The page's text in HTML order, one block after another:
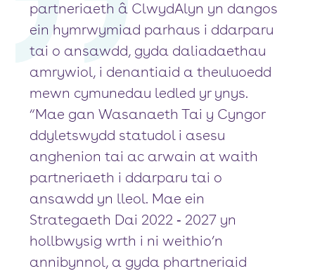
partneriaeth â ClwydAlyn yn dangos
ein hymrwymiad parhaus i ddarparu
tai o ansawdd, gyda daliadaethau
amrywiol, i denantiaid a theuluoedd
mewn cymunedau ledled yr ynys.
“Mae gan Wasanaeth Tai y Cyngor
ddyletswydd statudol i asesu
anghenion tai ac arwain at waith
partneriaeth i ddarparu tai o
ansawdd yn lleol. Mae ein
Strategaeth Dai 2022 ‐ 2027 yn
hollbwysig wrth i ni weithio’n
annibynnol, a gyda phartneriaid